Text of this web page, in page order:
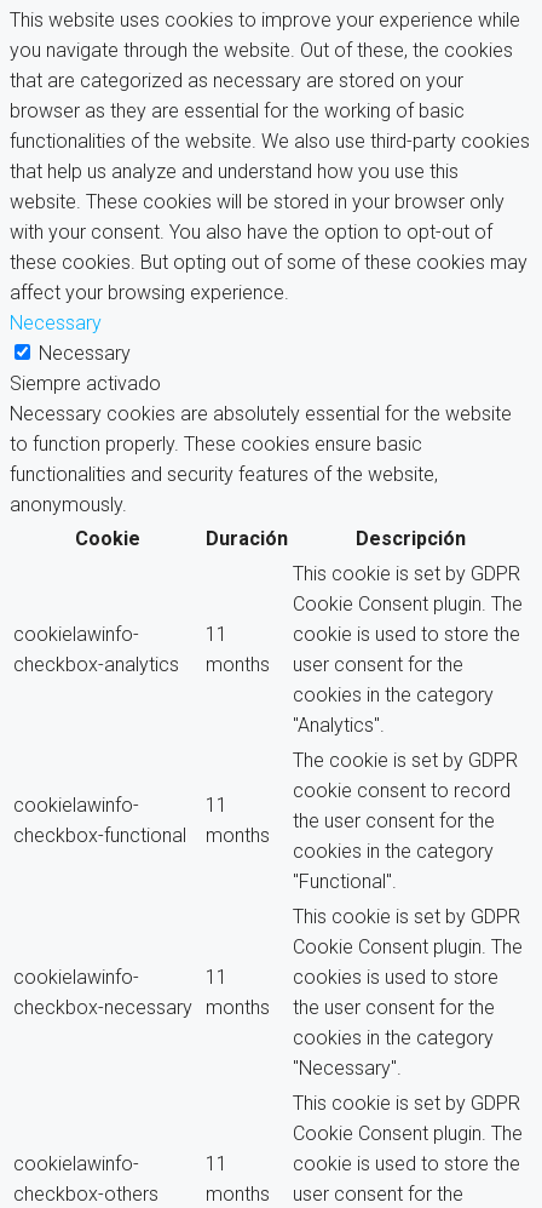
This website uses cookies to improve your experience while
you navigate through the website. Out of these, the cookies
that are categorized as necessary are stored on your
browser as they are essential for the working of basic
functionalities of the website. We also use third-party cookies
that help us analyze and understand how you use this
website. These cookies will be stored in your browser only
with your consent. You also have the option to opt-out of
these cookies. But opting out of some of these cookies may
affect your browsing experience.
Necessary
Necessary
Siempre activado
Necessary cookies are absolutely essential for the website
to function properly. These cookies ensure basic
functionalities and security features of the website,
anonymously.
Cookie
Duración Descripción
cookielawinfo-
checkbox-analytics
11
months
This cookie is set by GDPR
Cookie Consent plugin. The
cookie is used to store the
user consent for the
cookies in the category
"Analytics".
cookielawinfo-
checkbox-functional
11
months
The cookie is set by GDPR
cookie consent to record
the user consent for the
cookies in the category
"Functional".
cookielawinfo-
checkbox-necessary
11
months
This cookie is set by GDPR
Cookie Consent plugin. The
cookies is used to store
the user consent for the
cookies in the category
"Necessary".
cookielawinfo-
checkbox-others
11
months
This cookie is set by GDPR
Cookie Consent plugin. The
cookie is used to store the
user consent for the